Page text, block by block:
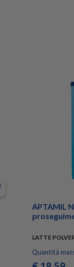
APTAMIL
LATTE
Quantità